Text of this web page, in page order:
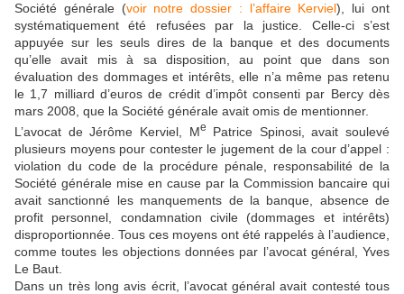
Société générale (voir notre dossier : l’affaire Kerviel), lui ont
systématiquement été refusées par la justice. Celle-ci s’est
appuyée sur les seuls dires de la banque et des documents
qu’elle avait mis à sa disposition, au point que dans son
évaluation des dommages et intérêts, elle n’a même pas retenu
le 1,7 milliard d’euros de crédit d’impôt consenti par Bercy dès
mars 2008, que la Société générale avait omis de mentionner.
L’avocat de Jérôme Kerviel, Me
Patrice Spinosi, avait soulevé
plusieurs moyens pour contester le jugement de la cour d’appel :
violation du code de la procédure pénale, responsabilité de la
Société générale mise en cause par la Commission bancaire qui
avait sanctionné les manquements de la banque, absence de
profit personnel, condamnation civile (dommages et intérêts)
disproportionnée. Tous ces moyens ont été rappelés à l’audience,
comme toutes les objections données par l’avocat général, Yves
Le Baut.
Dans un très long avis écrit, l’avocat général avait contesté tous